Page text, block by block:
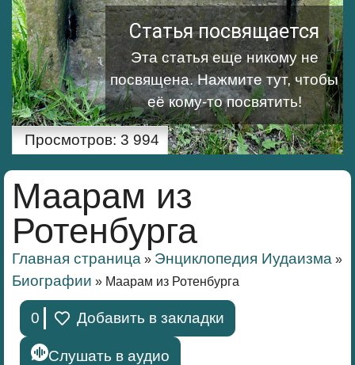
Статья посвящается
Эта статья еще никому не
посвящена.Нажмите тут, чтобы
её кому-то посвятить!
Просмотров: 3 994
Маарам из
Ротенбурга
Главная страница » Энциклопедия Иудаизма »
Биографии » Маарам из Ротенбурга
0 Добавить в закладки
Слушать в аудио